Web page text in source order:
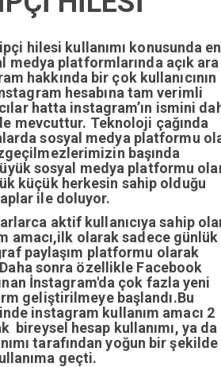
hilesi kullanımı konusunda en
medya platformlarında açık ara
hakkında bir çok kullanıcının
hesabına tam verimli
hatta instagram’ın ismini
mevcuttur. Teknoloji çağında
sosyal medya platformu
başında
sosyal medya platformu
küçük herkesin sahip olduğu
ile doluyor.
aktif kullanıcıya sahip
amacı,ilk olarak sadece günlük
paylaşım platformu olarak
sonra özellikle Facebook
İnstagram'da çok fazla yeni
geliştirilmeye başlandı.Bu
instagram kullanım amacı 2
bireysel hesap kullanımı, ya da
tarafından yoğun bir şekilde
geçti.